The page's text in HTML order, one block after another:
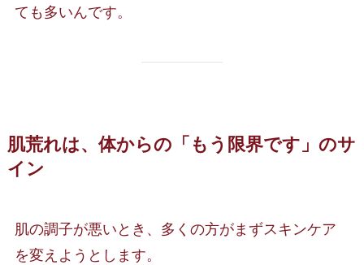
ても多いんです。
肌荒れは、体からの「もう限界です」のサ
イン
肌の調子が悪いとき、多くの方がまずスキンケア
を変えようとします。